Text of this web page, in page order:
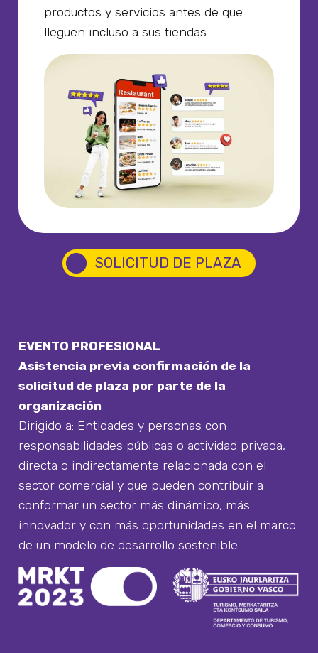
productos y servicios antes de que
lleguen incluso a sus tiendas.
circle SOLICITUD DE PLAZA
EVENTO PROFESIONAL
Asistencia previa confirmación de la
solicitud de plaza por parte de la
organización
Dirigido a: Entidades y personas con
responsabilidades públicas o actividad privada,
directa o indirectamente relacionada con el
sector comercial y que pueden contribuir a
conformar un sector más dinámico, más
innovador y con más oportunidades en el marco
de un modelo de desarrollo sostenible.